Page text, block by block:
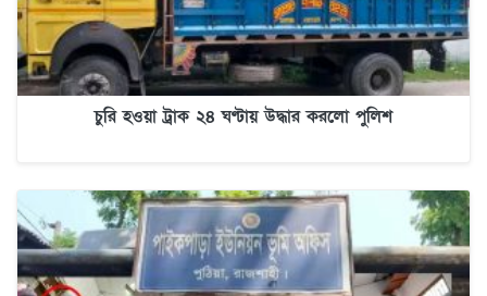
চুরি হওয়া ট্রাক ২৪ ঘণ্টায় উদ্ধার করলো পুলিশ